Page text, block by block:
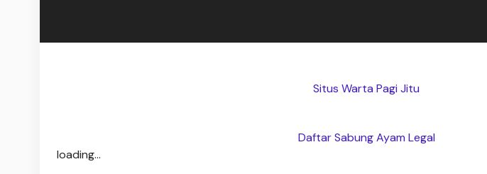
Situs Warta Pagi Jitu
Daftar Sabung Ayam Legal
loading...